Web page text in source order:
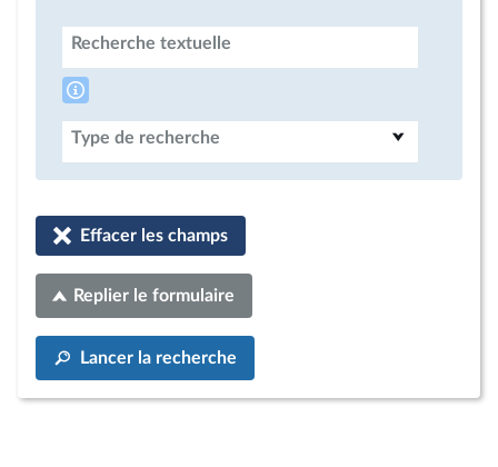
Recherche textuelle
Type de recherche
Effacer les champs
Replier le formulaire
Lancer la recherche